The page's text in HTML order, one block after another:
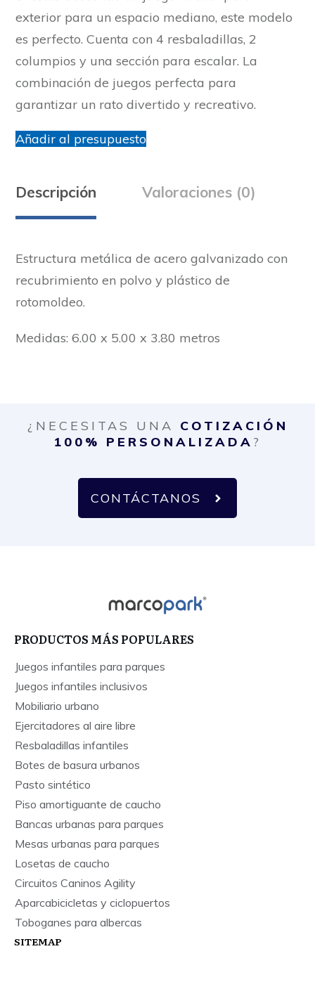
exterior para un espacio mediano, este modelo
es perfecto. Cuenta con 4 resbaladillas, 2
columpios y una sección para escalar. La
combinación de juegos perfecta para
garantizar un rato divertido y recreativo.
Añadir al presupuesto
Descripción Valoraciones (0)
Estructura metálica de acero galvanizado con
recubrimiento en polvo y plástico de
rotomoldeo.
Medidas: 6.00 x 5.00 x 3.80 metros
¿NECESITAS UNA COTIZACIÓN
100% PERSONALIZADA ?
CONTÁCTANOS
PRODUCTOS MÁS POPULARES
Juegos infantiles para parques
Juegos infantiles inclusivos
Mobiliario urbano
Ejercitadores al aire libre
Resbaladillas infantiles
Botes de basura urbanos
Pasto sintético
Piso amortiguante de caucho
Bancas urbanas para parques
Mesas urbanas para parques
Losetas de caucho
Circuitos Caninos Agility
Aparcabicicletas y ciclopuertos
Toboganes para albercas
SITEMAP